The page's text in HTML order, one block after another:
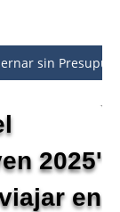
sin
2025'
en